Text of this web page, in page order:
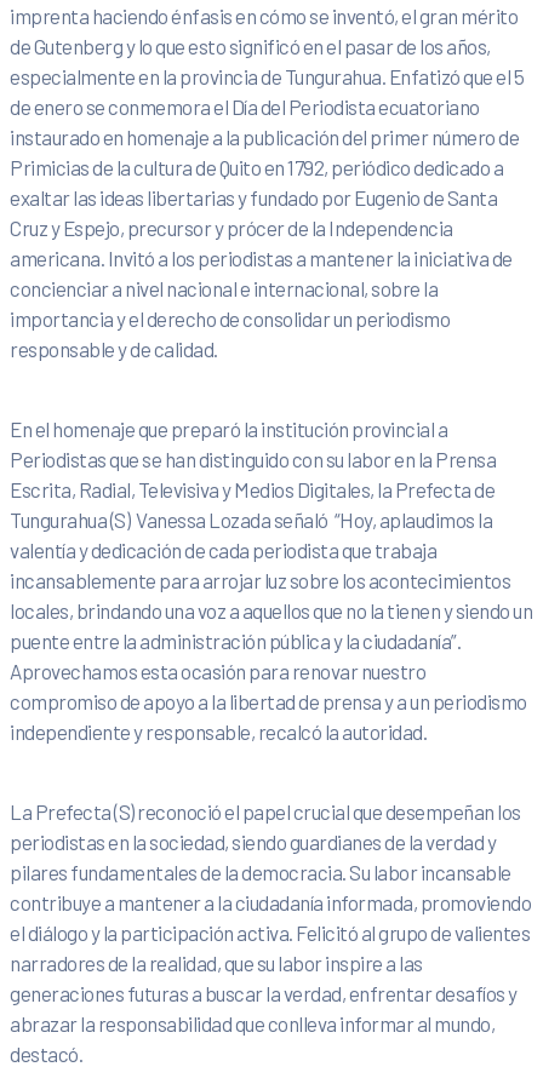
imprenta haciendo énfasis en cómo se inventó, el gran mérito
de Gutenberg y lo que esto significó en el pasar de los años,
especialmente en la provincia de Tungurahua. Enfatizó que el 5
de enero se conmemora el Día del Periodista ecuatoriano
instaurado en homenaje a la publicación del primer número de
Primicias de la cultura de Quito en 1792, periódico dedicado a
exaltar las ideas libertarias y fundado por Eugenio de Santa
Cruz y Espejo, precursor y prócer de la Independencia
americana. Invitó a los periodistas a mantener la iniciativa de
concienciar a nivel nacional e internacional, sobre la
importancia y el derecho de consolidar un periodismo
responsable y de calidad.
En el homenaje que preparó la institución provincial a
Periodistas que se han distinguido con su labor en la Prensa
Escrita, Radial, Televisiva y Medios Digitales, la Prefecta de
Tungurahua (S) Vanessa Lozada señaló “Hoy, aplaudimos la
valentía y dedicación de cada periodista que trabaja
incansablemente para arrojar luz sobre los acontecimientos
locales, brindando una voz a aquellos que no la tienen y siendo un
puente entre la administración pública y la ciudadanía”.
Aprovechamos esta ocasión para renovar nuestro
compromiso de apoyo a la libertad de prensa y a un periodismo
independiente y responsable, recalcó la autoridad.
La Prefecta (S) reconoció el papel crucial que desempeñan los
periodistas en la sociedad, siendo guardianes de la verdad y
pilares fundamentales de la democracia. Su labor incansable
contribuye a mantener a la ciudadanía informada, promoviendo
el diálogo y la participación activa. Felicitó al grupo de valientes
narradores de la realidad, que su labor inspire a las
generaciones futuras a buscar la verdad, enfrentar desafíos y
abrazar la responsabilidad que conlleva informar al mundo,
destacó.